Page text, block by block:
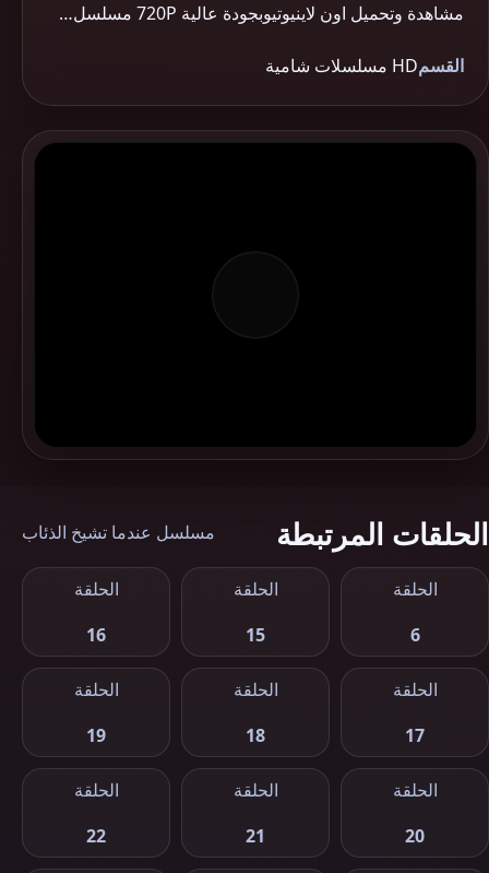
مشاهدة وتحميل اون لاينيوتيوبجودة عالية 720P مسلسل…
القسمHD مسلسلات شامية
الحلقات المرتبطة مسلسل عندما تشيخ الذئاب
الحلقة
6
الحلقة
15
الحلقة
16
الحلقة
17
الحلقة
18
الحلقة
19
الحلقة
20
الحلقة
21
الحلقة
22